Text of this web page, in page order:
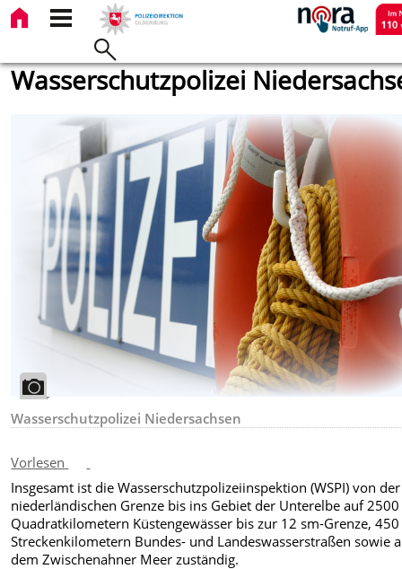
Wasserschutzpolizei
Wasserschutzpolizei Niedersachsen
Vorlesen
Insgesamt ist die Wasserschutzpolizeiinspektion (WSPI) von der
niederländischen Grenze bis ins Gebiet der Unterelbe auf 2500
Quadratkilometern Küstengewässer bis zur 12 sm-Grenze, 450
Streckenkilometern Bundes- und Landeswasserstraßen sowie
dem Zwischenahner Meer zuständig.